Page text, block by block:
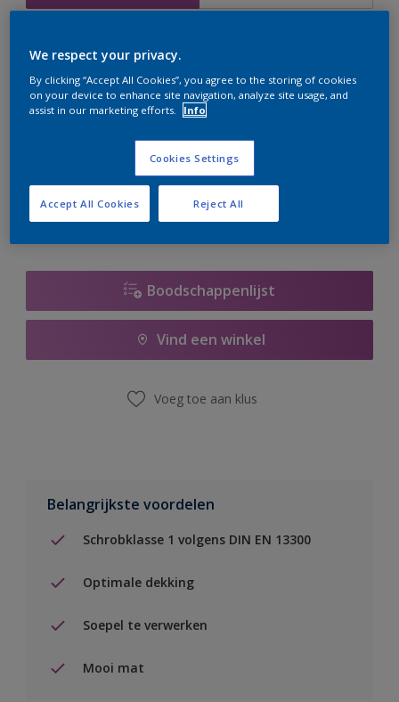
Bereken
Op dit moment is het niet mogelijk dit product online
te bestellen. Houd de website in de gaten, we werken
er hard aan om de voorraad aan te vullen.
Boodschappenlijst
Vind een winkel
Voeg toe aan klus
Belangrijkste voordelen
Schrobklasse 1 volgens DIN EN 13300
Optimale dekking
Soepel te verwerken
Mooi mat
We respect your privacy.
By clicking “Accept All Cookies”, you agree to the storing of cookies
on your device to enhance site navigation, analyze site usage, and
assist in our marketing efforts.
Info
Cookies Settings
Reject All
Accept All Cookies